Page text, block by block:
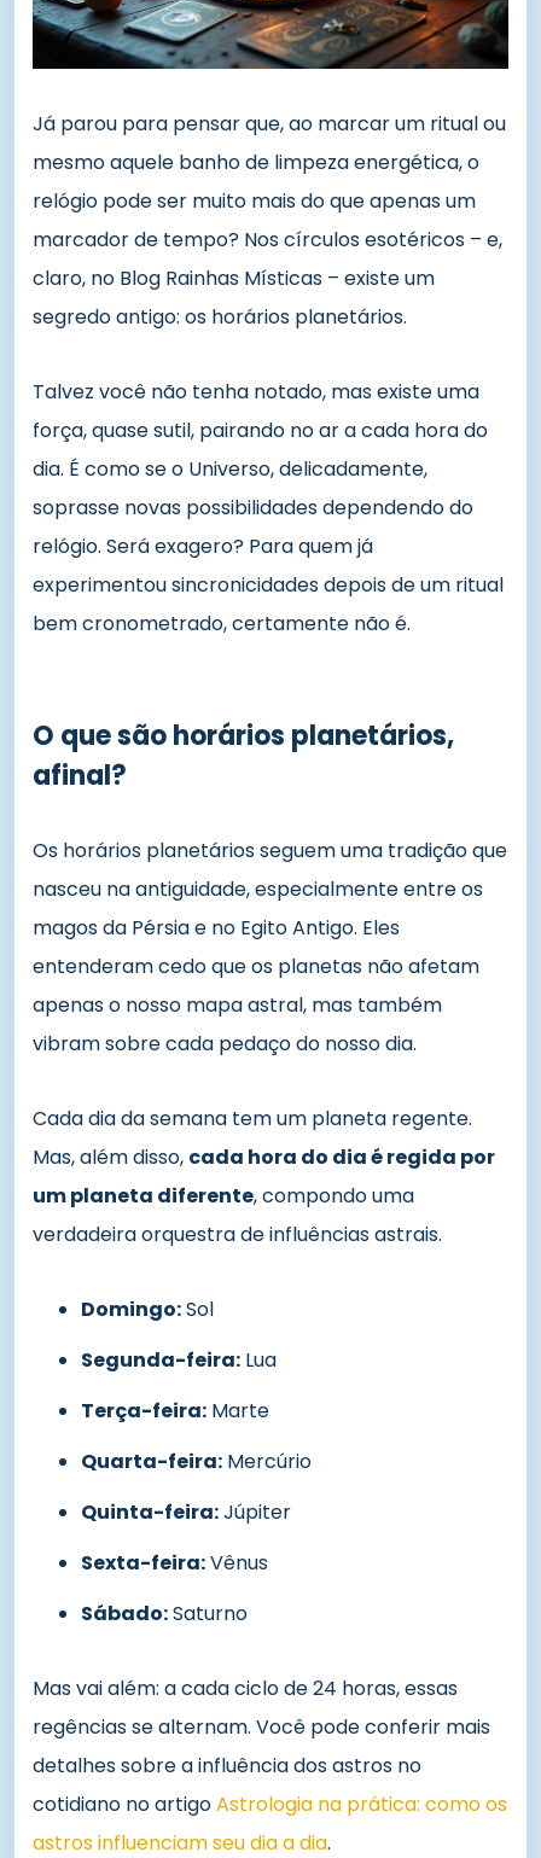
Já parou para pensar que, ao marcar um ritual ou
mesmo aquele banho de limpeza energética, o
relógio pode ser muito mais do que apenas um
marcador de tempo? Nos círculos esotéricos – e,
claro, no Blog Rainhas Místicas – existe um
segredo antigo: os horários planetários.
Talvez você não tenha notado, mas existe uma
força, quase sutil, pairando no ar a cada hora do
dia. É como se o Universo, delicadamente,
soprasse novas possibilidades dependendo do
relógio. Será exagero? Para quem já
experimentou sincronicidades depois de um ritual
bem cronometrado, certamente não é.
O que são horários planetários,
afinal?
Os horários planetários seguem uma tradição que
nasceu na antiguidade, especialmente entre os
magos da Pérsia e no Egito Antigo. Eles
entenderam cedo que os planetas não afetam
apenas o nosso mapa astral, mas também
vibram sobre cada pedaço do nosso dia.
Cada dia da semana tem um planeta regente.
Mas, além disso, cada hora do dia é regida por
um planeta diferente, compondo uma
verdadeira orquestra de influências astrais.
Domingo:Sol
Segunda-feira: Lua
Terça-feira: Marte
Quarta-feira: Mercúrio
Quinta-feira:Júpiter
Sexta-feira:Vênus
Sábado:Saturno
Mas vai além: a cada ciclo de 24 horas, essas
regências se alternam. Você pode conferir mais
detalhes sobre a influência dos astros no
cotidiano no artigoAstrologia na prática: como os
astros influenciam seu dia a dia.